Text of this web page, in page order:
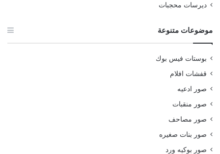
ديرسات محجبات
موضوعات متنوعة
بوستات فيس بوك
قفشات افلام
صور ادعيه
صور منقبات
صور مصاحف
صور بنات صغيره
صور بوكيه ورد